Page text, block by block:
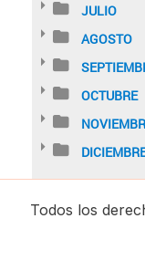
JULIO
AGOSTO
OCTUBRE
Todos los